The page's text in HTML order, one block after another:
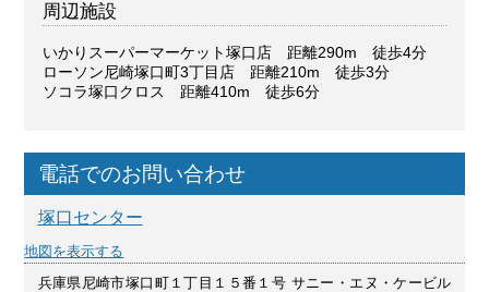
周辺施設
いかりスーパーマーケット塚口店 距離290m 徒歩4分
ローソン尼崎塚口町3丁目店 距離210m 徒歩3分
ソコラ塚口クロス 距離410m 徒歩6分
電話でのお問い合わせ
塚口センター
地図を表示する
兵庫県尼崎市塚口町１丁目１５番１号 サニー・エヌ・ケービル